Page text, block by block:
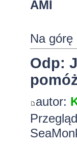
AMI
Na górę
Odp:
autor: